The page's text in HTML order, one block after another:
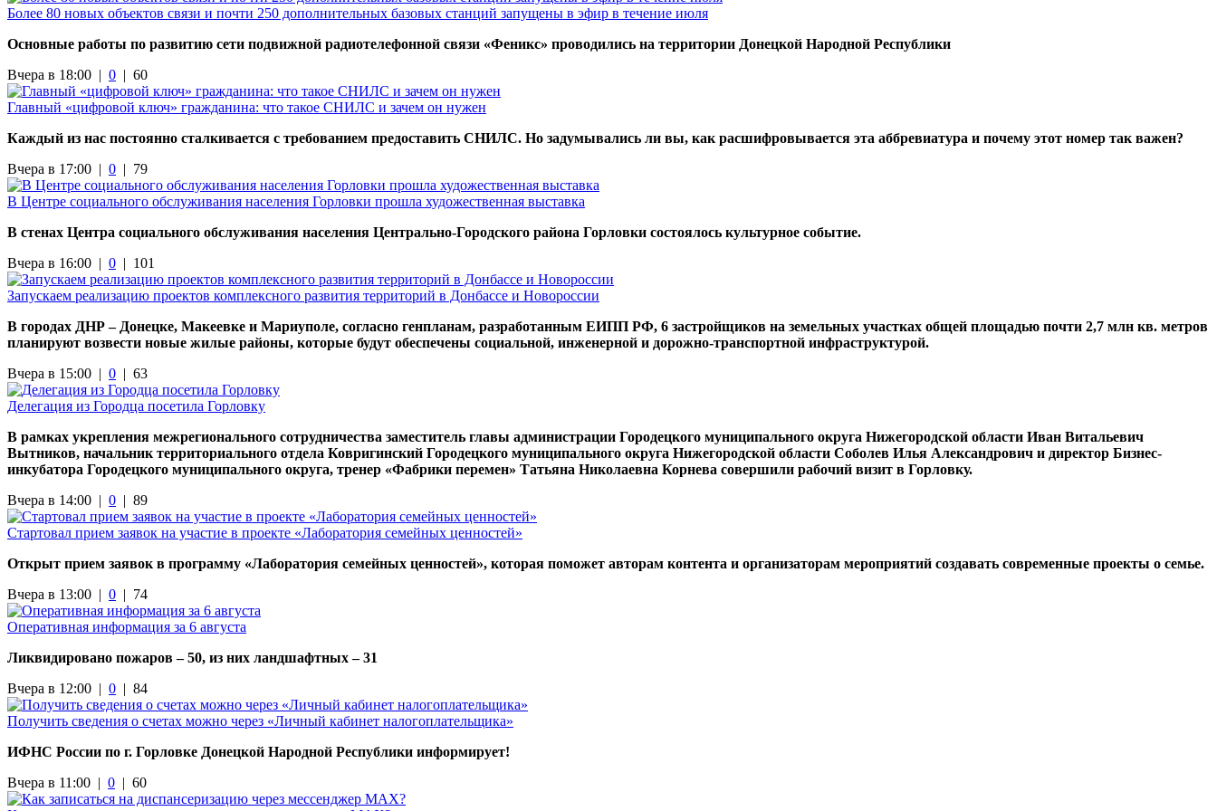
Более 80 новых объектов связи и почти 250 дополнительных базовых станций запущены в эфир в течение июля
Основные работы по развитию сети подвижной радиотелефонной связи «Феникс» проводились на территории Донецкой Народной Республики
Вчера в 18:00 | 0 | 60
Главный «цифровой ключ» гражданина: что такое СНИЛС и зачем он нужен
Каждый из нас постоянно сталкивается с требованием предоставить СНИЛС. Но задумывались ли вы, как расшифровывается эта аббревиатура и почему этот номер так важен?
Вчера в 17:00 | 0 | 79
В Центре социального обслуживания населения Горловки прошла художественная выставка
В стенах Центра социального обслуживания населения Центрально-Городского района Горловки состоялось культурное событие.
Вчера в 16:00 | 0 | 101
Запускаем реализацию проектов комплексного развития территорий в Донбассе и Новороссии
В городах ДНР – Донецке, Макеевке и Мариуполе, согласно генпланам, разработанным ЕИПП РФ, 6 застройщиков на земельных участках общей площадью почти 2,7 млн кв. метров
планируют возвести новые жилые районы, которые будут обеспечены социальной, инженерной и дорожно-транспортной инфраструктурой.
Вчера в 15:00 | 0 | 63
Делегация из Городца посетила Горловку
В рамках укрепления межрегионального сотрудничества заместитель главы администрации Городецкого муниципального округа Нижегородской области Иван Витальевич
Вытников, начальник территориального отдела Ковригинский Городецкого муниципального округа Нижегородской области Соболев Илья Александрович и директор Бизнес-
инкубатора Городецкого муниципального округа, тренер «Фабрики перемен» Татьяна Николаевна Корнева совершили рабочий визит в Горловку.
Вчера в 14:00 | 0 | 89
Стартовал прием заявок на участие в проекте «Лаборатория семейных ценностей»
Открыт прием заявок в программу «Лаборатория семейных ценностей», которая поможет авторам контента и организаторам мероприятий создавать современные проекты о семье.
Вчера в 13:00 | 0 | 74
Оперативная информация за 6 августа
Ликвидировано пожаров – 50, из них ландшафтных – 31
Вчера в 12:00 | 0 | 84
Получить сведения о счетах можно через «Личный кабинет налогоплательщика»
ИФНС России по г. Горловке Донецкой Народной Республики информирует!
Вчера в 11:00 | 0 | 60